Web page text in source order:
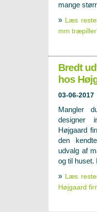
mange
» Læs
mm
Bredt
hos
03-06-2017
Mangler
designer
Højgaard
den
udvalg af
og til huset.
» Læs
Højgaard